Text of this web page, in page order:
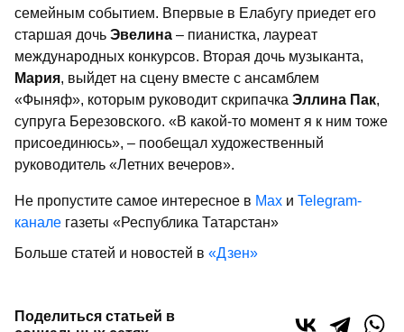
семейным событием. Впервые в Елабугу приедет его
старшая дочь Эвелина – пианистка, лауреат
международных конкурсов. Вторая дочь музыканта,
Мария, выйдет на сцену вместе с ансамблем
«Фыняф», которым руководит скрипачка Эллина Пак,
супруга Березовского. «В какой-то момент я к ним тоже
присоединюсь», – пообещал художественный
руководитель «Летних вечеров».
Не пропустите самое интересное в Max и Telegram-
канале газеты «Республика Татарстан»
Больше статей и новостей в «Дзен»
Поделиться статьей в